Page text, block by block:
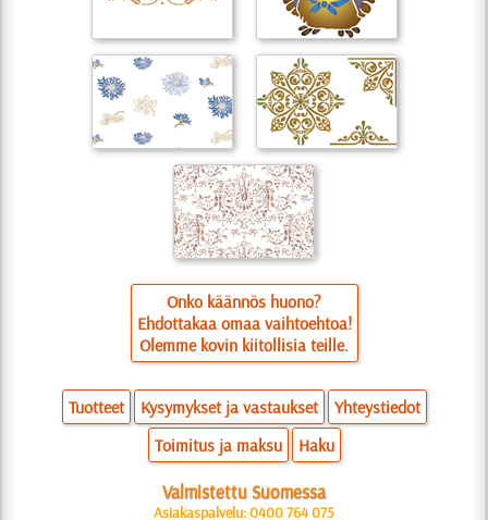
Onko käännös huono?
Ehdottakaa omaa vaihtoehtoa!
Olemme kovin kiitollisia teille.
Tuotteet Kysymykset ja vastaukset
Yhteystiedot
Toimitus ja maksu
Haku
Valmistettu Suomessa
Asiakaspalvelu: 0400 764 075